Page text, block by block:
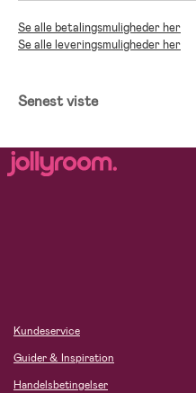
Se alle betalingsmuligheder her
Se alle leveringsmuligheder her
Senest viste
Kundeservice
Guider & Inspiration
Handelsbetingelser